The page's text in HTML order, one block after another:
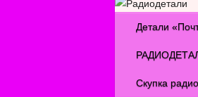
Детали
Скупка